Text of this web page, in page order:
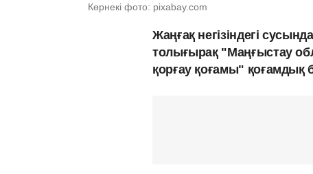
Көрнекі фото: pixabay.com
Жаңғақ негізіндегі
толығырақ "Маңғыстау
қорғау қоғамы" қоғамдық